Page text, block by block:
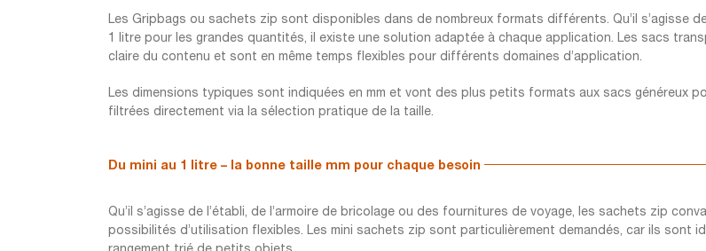
Les Gripbags ou sachets zip sont disponibles dans de nombreux formats différents. Qu’il
1 litre pour les grandes quantités, il existe une solution adaptée à chaque application. Les sacs
claire du contenu et sont en même temps flexibles pour différents domaines d’application.
Les dimensions typiques sont indiquées en mm et vont des plus petits formats aux sacs généreux
filtrées directement via la sélection pratique de la taille.
Du mini au 1 litre – la bonne taille mm pour chaque besoin
Qu’il s’agisse de l’établi, de l’armoire de bricolage ou des fournitures de voyage, les sachets zip
possibilités d’utilisation flexibles. Les mini sachets zip sont particulièrement demandés, car ils sont